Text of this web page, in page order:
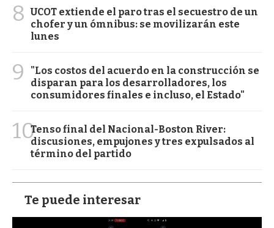
8 UCOT extiende el paro tras el secuestro de un
chofer y un ómnibus: se movilizarán este
lunes
9
"Los costos del acuerdo en la construcción se
disparan para los desarrolladores, los
consumidores finales e incluso, el Estado"
10Tenso final del Nacional-Boston River:
discusiones, empujones y tres expulsados al
término del partido
Te puede interesar